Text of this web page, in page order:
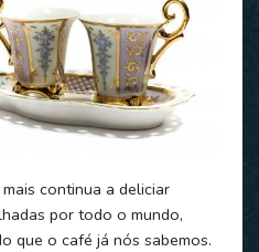
continua a deliciar
por todo o mundo,
que o café já nós sabemos.